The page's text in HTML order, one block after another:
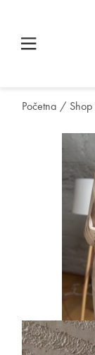
Početna / Shop